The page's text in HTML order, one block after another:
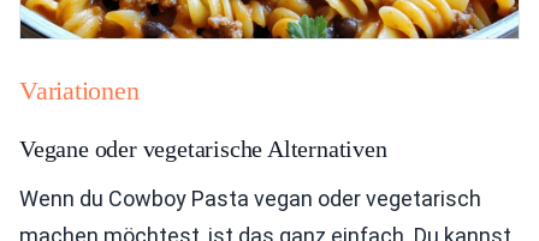
Variationen
Vegane oder vegetarische Alternativen
Wenn du Cowboy Pasta vegan oder vegetarisch